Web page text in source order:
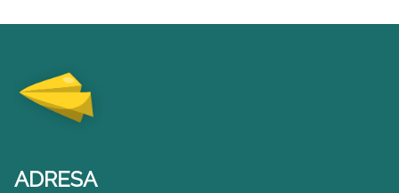
ADRESA